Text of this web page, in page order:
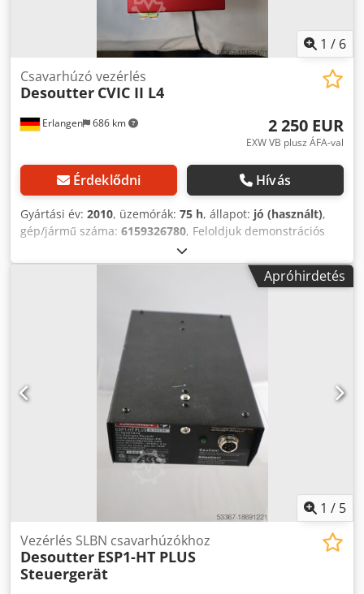
1 / 6
Erlangen 686 km
Csavarhúzó vezérlés
Desoutter CVIC II L4
2 250 EUR
EXW VB plusz ÁFA-val
Érdeklődni Hívás
Gyártási év: 2010, üzemórák: 75 h, állapot: jó (használt),
gép/jármű száma: 6159326780, Feloldjuk demonstrációs
eszközkészletünk egy részét: Desoutter vezérlés CVIC II L4
Gyártási év: 08/2010 Cikkszám: 6159326780 Dcodpfxevxux
Hj Am Ejk keveset használt, teljesen működőképes
Desoutter csavarhúzókhoz és csavarorsókhoz: - ECA (7-200
Nm) - ECD (7-120 Nm) - ECP (7-40 Nm) - ECFS (7-30 Nm) -
ECP HT (30-4000 Nm) - MC (5-135 Nm) A
vezérlőrendszerben tárolt csavarozási ciklusok száma: 1 A
csavarozási ciklus lehetséges fázisainak száma: 15 IO
összegző (999 IO eredmény) Eredménymemória a
konfigurációtól függően 5000 és 20000 között I/O
interfészek: 24 voltos bemenetek és kimenetek: 8/8 Soros
RS232 interfész Ethernet interfész
Apróhirdetés
1 / 5
Vezérlés SLBN csavarhúzókhoz
Desoutter ESP1-HT PLUS
Steuergerät